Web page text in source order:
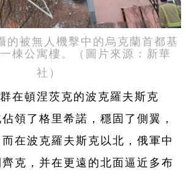
的被無人機擊中的烏克蘭首都基
棟公寓樓。（圖片來源：新華
社 ）
在頓涅茨克的波克羅夫斯克
佔領了格里希諾，穩固了側翼，
在波克羅夫斯克以北，俄軍中
克，并在更遠的北面逼近多布